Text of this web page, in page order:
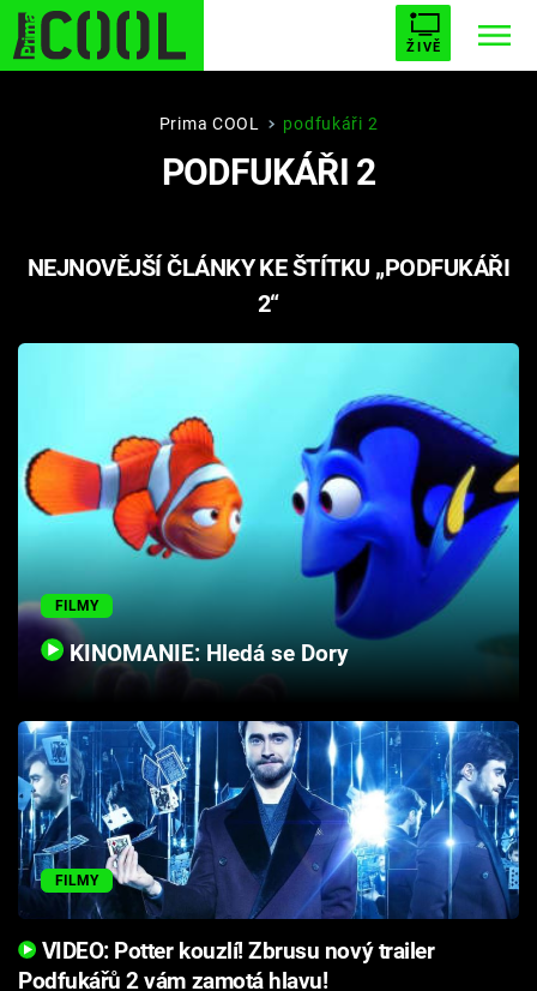
ŽIVĚ
STARHOUSE BUFFY, PŘEMOŽITELKA UPÍRŮ
PLNEJ KOTEL AVENGERS 5
Seriály
Hry
Cool Esport
Pořady
TV Program
Sledujte prima+
Přihlášení
Sledujte nás
Prima COOL podfukáři 2
PODFUKÁŘI 2
NEJNOVĚJŠÍ ČLÁNKY KE ŠTÍTKU „PODFUKÁŘI
2“
FILMY
KINOMANIE: Hledá se Dory
FILMY
VIDEO: Potter kouzlí! Zbrusu nový trailer
Podfukářů 2 vám zamotá hlavu!